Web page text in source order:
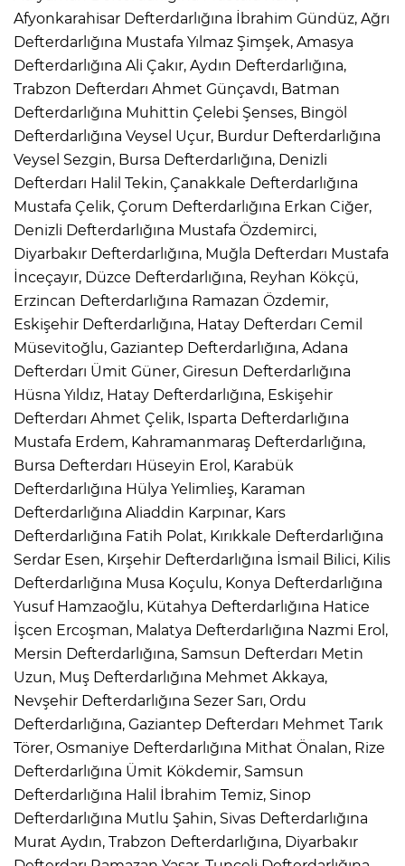
Afyonkarahisar Defterdarlığına İbrahim Gündüz, Ağrı
Defterdarlığına Mustafa Yılmaz Şimşek, Amasya
Defterdarlığına Ali Çakır, Aydın Defterdarlığına,
Trabzon Defterdarı Ahmet Günçavdı, Batman
Defterdarlığına Muhittin Çelebi Şenses, Bingöl
Defterdarlığına Veysel Uçur, Burdur Defterdarlığına
Veysel Sezgin, Bursa Defterdarlığına, Denizli
Defterdarı Halil Tekin, Çanakkale Defterdarlığına
Mustafa Çelik, Çorum Defterdarlığına Erkan Ciğer,
Denizli Defterdarlığına Mustafa Özdemirci,
Diyarbakır Defterdarlığına, Muğla Defterdarı Mustafa
İnceçayır, Düzce Defterdarlığına, Reyhan Kökçü,
Erzincan Defterdarlığına Ramazan Özdemir,
Eskişehir Defterdarlığına, Hatay Defterdarı Cemil
Müsevitoğlu, Gaziantep Defterdarlığına, Adana
Defterdarı Ümit Güner, Giresun Defterdarlığına
Hüsna Yıldız, Hatay Defterdarlığına, Eskişehir
Defterdarı Ahmet Çelik, Isparta Defterdarlığına
Mustafa Erdem, Kahramanmaraş Defterdarlığına,
Bursa Defterdarı Hüseyin Erol, Karabük
Defterdarlığına Hülya Yelimlieş, Karaman
Defterdarlığına Aliaddin Karpınar, Kars
Defterdarlığına Fatih Polat, Kırıkkale Defterdarlığına
Serdar Esen, Kırşehir Defterdarlığına İsmail Bilici, Kilis
Defterdarlığına Musa Koçulu, Konya Defterdarlığına
Yusuf Hamzaoğlu, Kütahya Defterdarlığına Hatice
İşcen Ercoşman, Malatya Defterdarlığına Nazmi Erol,
Mersin Defterdarlığına, Samsun Defterdarı Metin
Uzun, Muş Defterdarlığına Mehmet Akkaya,
Nevşehir Defterdarlığına Sezer Sarı, Ordu
Defterdarlığına, Gaziantep Defterdarı Mehmet Tarık
Törer, Osmaniye Defterdarlığına Mithat Önalan, Rize
Defterdarlığına Ümit Kökdemir, Samsun
Defterdarlığına Halil İbrahim Temiz, Sinop
Defterdarlığına Mutlu Şahin, Sivas Defterdarlığına
Murat Aydın, Trabzon Defterdarlığına, Diyarbakır